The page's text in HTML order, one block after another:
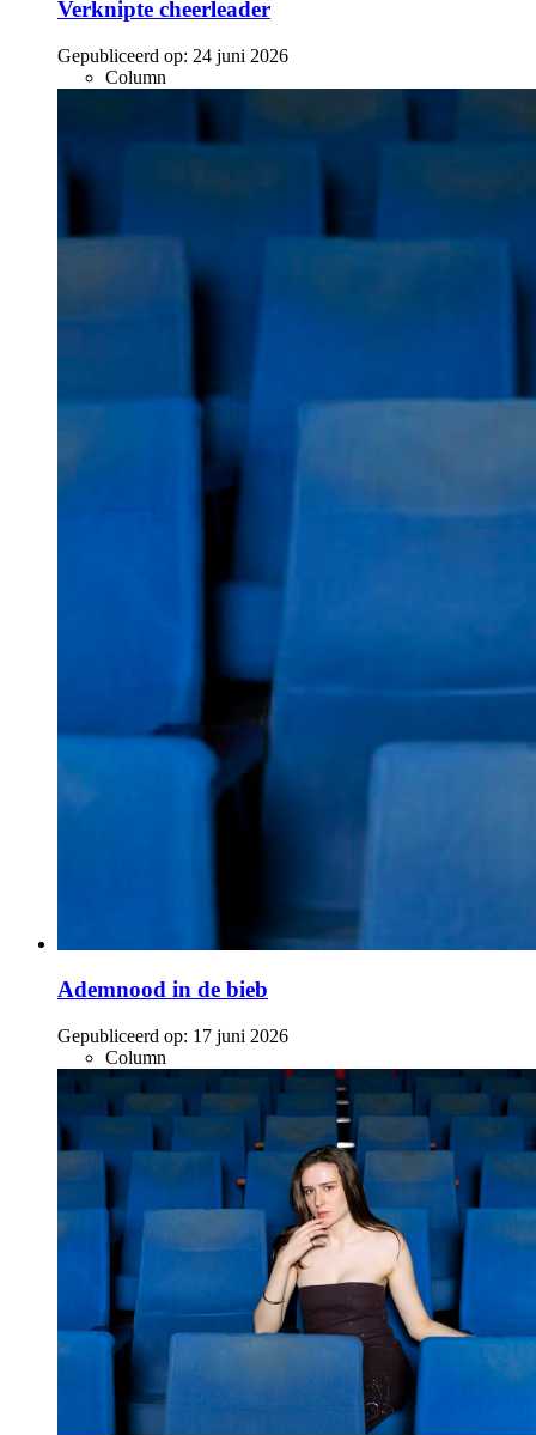
Verknipte cheerleader
Gepubliceerd op: 24 juni 2026
Column
Ademnood in de bieb
Gepubliceerd op: 17 juni 2026
Column